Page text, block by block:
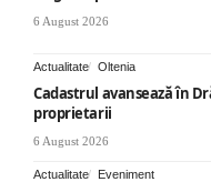
6 August 2026
Actualitate Oltenia
Cadastrul avansează în
proprietarii
6 August 2026
Actualitate Eveniment